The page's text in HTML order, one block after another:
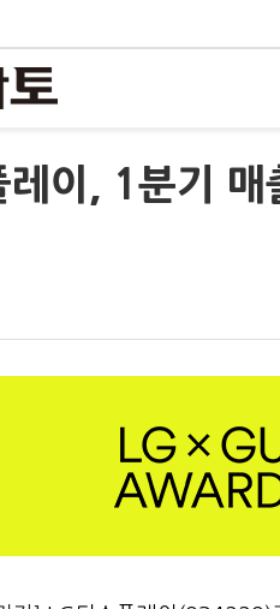
레이, 1분기